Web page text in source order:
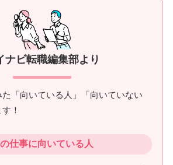
ナビ転職編集部より
「向いている人」「向いていない
！
仕事に向いている人